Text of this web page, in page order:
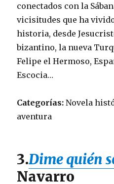
conectados con la
vicisitudes que ha
historia, desde
bizantino, la nueva
Felipe el Hermoso,
Escocia…
Categorías: Novela
aventura
3.Dime quién
Navarro